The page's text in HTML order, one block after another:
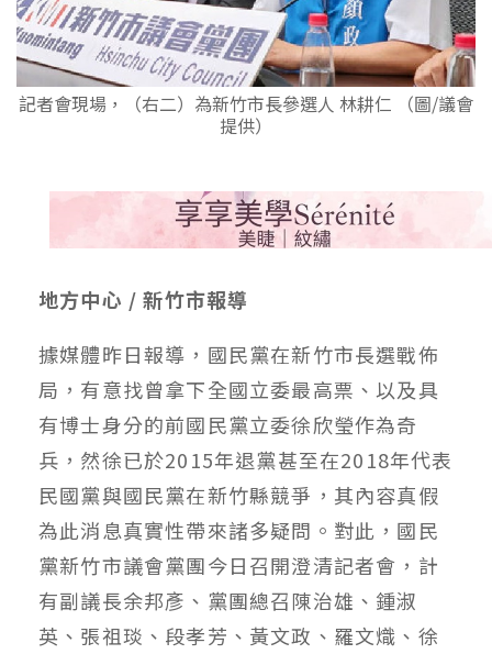
記者會現場，（右二）為新竹市長參選人 林耕仁 （圖/議會
提供）
地方中心 / 新竹市報導
據媒體昨日報導，國民黨在新竹市長選戰佈
局，有意找曾拿下全國立委最高票、以及具
有博士身分的前國民黨立委徐欣瑩作為奇
兵，然徐已於2015年退黨甚至在2018年代表
民國黨與國民黨在新竹縣競爭，其內容真假
為此消息真實性帶來諸多疑問。對此，國民
黨新竹市議會黨團今日召開澄清記者會，計
有副議長余邦彥、黨團總召陳治雄、鍾淑
英、張祖琰、段孝芳、黃文政、羅文熾、徐